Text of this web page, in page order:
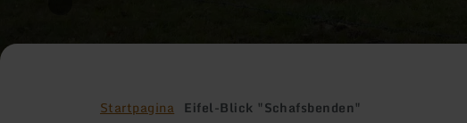
Startpagina Eifel-Blick "Schafsbenden"